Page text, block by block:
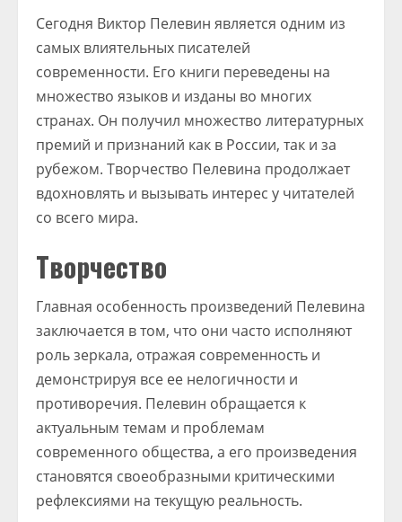
Сегодня Виктор Пелевин является одним из
самых влиятельных писателей
современности. Его книги переведены на
множество языков и изданы во многих
странах. Он получил множество литературных
премий и признаний как в России, так и за
рубежом. Творчество Пелевина продолжает
вдохновлять и вызывать интерес у читателей
со всего мира.
Творчество
Главная особенность произведений Пелевина
заключается в том, что они часто исполняют
роль зеркала, отражая современность и
демонстрируя все ее нелогичности и
противоречия. Пелевин обращается к
актуальным темам и проблемам
современного общества, а его произведения
становятся своеобразными критическими
рефлексиями на текущую реальность.